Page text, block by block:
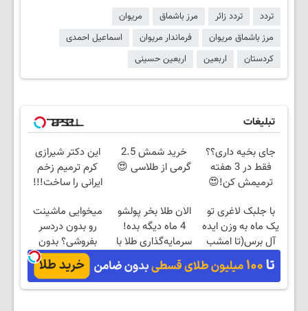
تردد تردد زائر مرز باشماق
مریوان
مرز باشماق مریوان
فرماندار مریوان
اسماعیل احمدی
کردستان
اربعین اربعین حسینی
تبلیغات
جای بخیه داری؟؟
فقط در 3 هفته
ترمیمش کن!😍
خرید شمش 2.5
گرمی از طلاسی 😍
این دکتر شیرازی
کرم ترمیم زخم
ایرانی را ساخت!!!
با جلبک لاغری تو
یک ماه به وزن ایده
آل برس(تا امشب
تخفیف ویژه)
الان طلا بخر پولشو
4 ماه دیگه بده!
سرمایه‌گذاری طلا با
اقساط بی‌بهره
میخوایی ماشینت
رو بدون دردسر
بفروشی؟ بدون
کمیسیون